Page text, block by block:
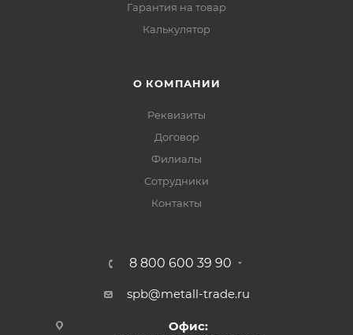
Гарантия на товар
Калькулятор
О КОМПАНИИ
Реквизиты
Договор
Филиалы
Сотрудники
Контакты
8 800 600 39 90
spb@metall-trade.ru
Офис: